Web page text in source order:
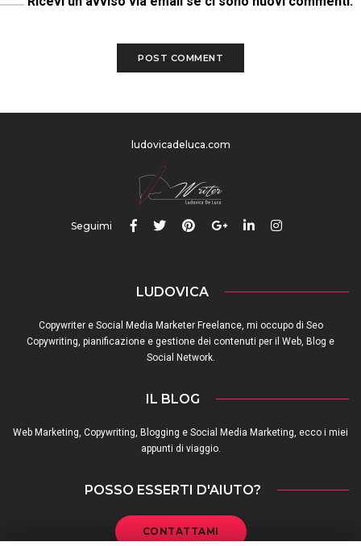
ludovicadeluca.com
Seguimi
LUDOVICA
Copywriter e Social Media Marketer Freelance, mi occupo di Seo
Copywriting, pianificazione e gestione dei contenuti per il Web, Blog e
Social Network.
IL BLOG
Web Marketing, Copywriting, Blogging e Social Media Marketing, ecco i miei
appunti di viaggio.
POSSO ESSERTI D'AIUTO?
CONTATTAMI